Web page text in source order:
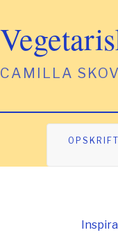
CAMILLA SKOV